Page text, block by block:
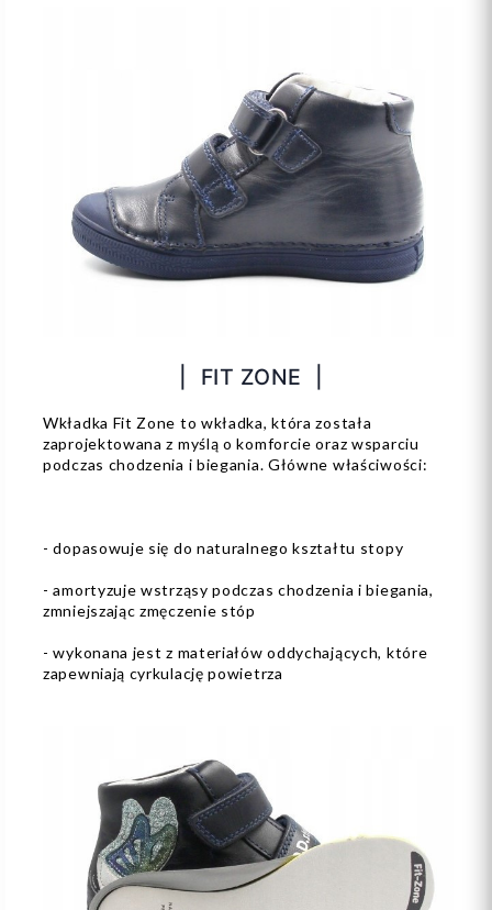
| FIT ZONE |
Wkładka Fit Zone to wkładka, która została
zaprojektowana z myślą o komforcie oraz wsparciu
podczas chodzenia i biegania. Główne właściwości:
- dopasowuje się do naturalnego kształtu stopy
- amortyzuje wstrząsy podczas chodzenia i biegania,
zmniejszając zmęczenie stóp
- wykonana jest z materiałów oddychających, które
zapewniają cyrkulację powietrza